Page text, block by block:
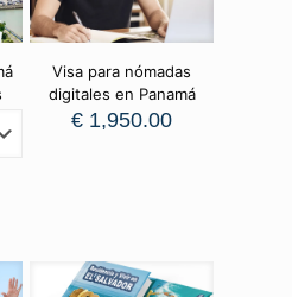
Visa para nómadas
digitales en Panamá
€ 1,950.00